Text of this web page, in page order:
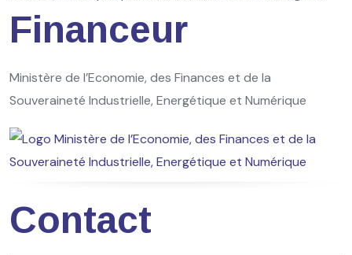
Financeur
Ministère de l’Economie, des Finances et de la
Souveraineté Industrielle, Energétique et Numérique
Contact